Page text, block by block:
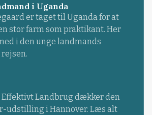
i Uganda
er taget til Uganda for at
stor farm som praktikant. Her
i den unge landmands
Effektivt Landbrug dækker den
udstilling i Hannover. Læs alt